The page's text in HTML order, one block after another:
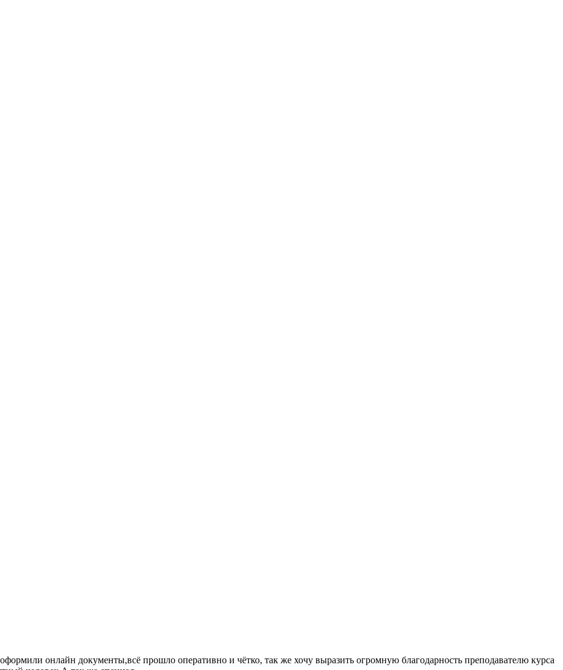
онлайн документы,всё прошло оперативно и чётко, так же хочу выразить огромную благодарность преподавателю курса